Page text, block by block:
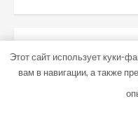
АРХИВ
Этот сайт использует куки-
вам в навигации, а также